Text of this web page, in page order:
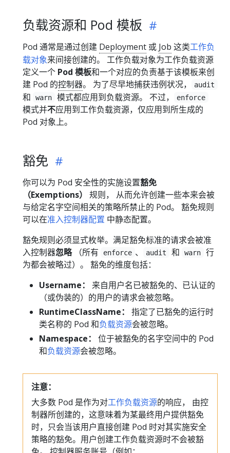
负载资源和 Pod 模板
Pod 通常是通过创建 Deployment 或 Job 这类工作负
载对象来间接创建的。 工作负载对象为工作负载资源
定义一个 Pod 模板和一个对应的负责基于该模板来创
建 Pod 的控制器。 为了尽早地捕获违例状况， audit
和 warn 模式都应用到负载资源。 不过， enforce
模式并不应用到工作负载资源，仅应用到所生成的
Pod 对象上。
豁免
你可以为 Pod 安全性的实施设置豁免
（Exemptions）
规则， 从而允许创建一些本来会被
与给定名字空间相关的策略所禁止的 Pod。 豁免规则
可以在准入控制器配置 中静态配置。
豁免规则必须显式枚举。满足豁免标准的请求会被准
入控制器忽略（所有 enforce 、 audit 和 warn
行
为都会被略过）。 豁免的维度包括：
Username：
来自用户名已被豁免的、已认证的
（或伪装的）的用户的请求会被忽略。
RuntimeClassName：
指定了已豁免的运行时
类名称的 Pod 和负载资源会被忽略。
Namespace：
位于被豁免的名字空间中的 Pod
和负载资源会被忽略。
注意：
大多数 Pod 是作为对工作负载资源的响应， 由控
制器所创建的，这意味着为某最终用户提供豁免
时，只会当该用户直接创建 Pod 时对其实施安全
策略的豁免。用户创建工作负载资源时不会被豁